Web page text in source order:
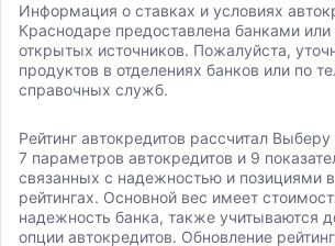
Информация о ставках и условиях
Краснодаре предоставлена банками или
открытых источников. Пожалуйста,
продуктов в отделениях банков или по
справочных служб.
Рейтинг автокредитов рассчитал
7 параметров автокредитов и 9
связанных с надежностью и позициями
рейтингах. Основной вес имеет
надежность банка, также учитываются
опции автокредитов. Обновление